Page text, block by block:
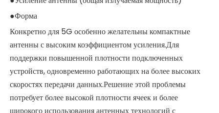
●Форма
Конкретно для 5G особенно желательны компактные
антенны с высоким коэффициентом усиления.Для
поддержки повышенной плотности подключенных
устройств, одновременно работающих на более высоких
скоростях передачи данных.Решение этой проблемы
потребует более высокой плотности ячеек и более
широкого использования антенных технологий с